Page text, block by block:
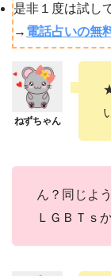
是非１度は試し
→ 電話占いの無
ん？同じよ
ＬＧＢＴｓ